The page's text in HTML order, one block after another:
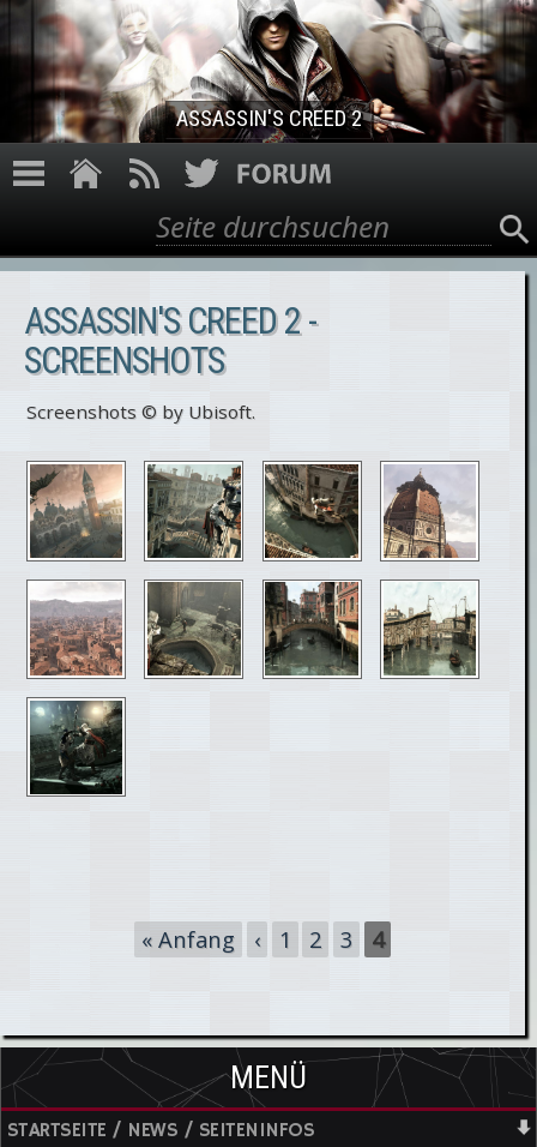
Direkt zum Inhalt
ASSASSIN'S CREED 2
Suchformular
Suche
ASSASSIN'S CREED 2 -
SCREENSHOTS
Screenshots © by Ubisoft.
« Anfang ‹ 1 2 3 4
MENÜ
STARTSEITE / NEWS / SEITENINFOS